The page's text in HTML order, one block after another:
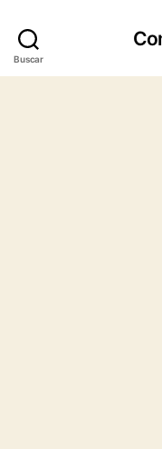
Buscar